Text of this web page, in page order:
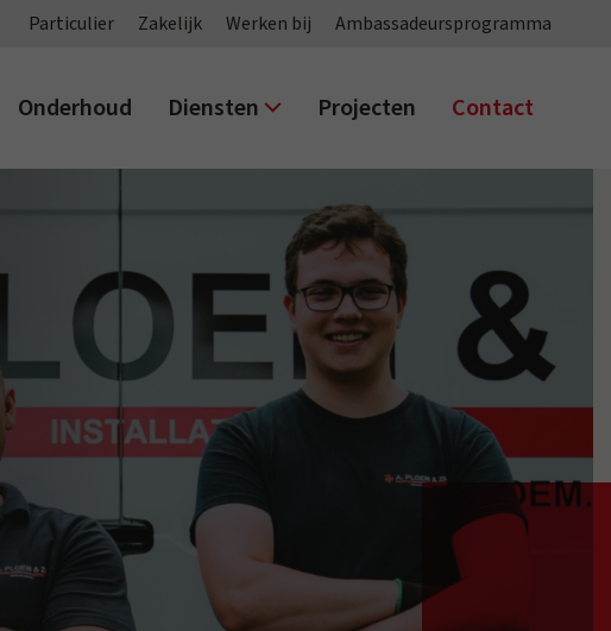
Particulier Zakelijk Werken bij Ambassadeursprogramma
Onderhoud Diensten Projecten Contact